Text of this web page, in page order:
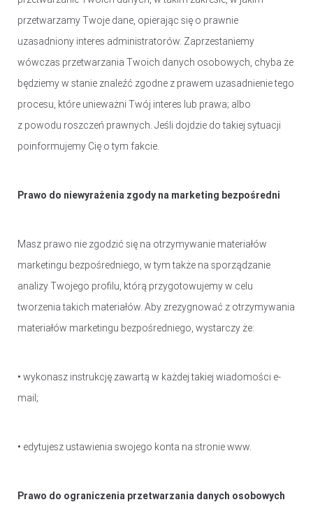
przetwarzamy Twoje dane, opierając się o prawnie
uzasadniony interes administratorów. Zaprzestaniemy
wówczas przetwarzania Twoich danych osobowych, chyba że
będziemy w stanie znaleźć zgodne z prawem uzasadnienie tego
procesu, które unieważni Twój interes lub prawa; albo
z powodu roszczeń prawnych. Jeśli dojdzie do takiej sytuacji
poinformujemy Cię o tym fakcie.
Prawo do niewyrażenia zgody na marketing bezpośredni
Masz prawo nie zgodzić się na otrzymywanie materiałów
marketingu bezpośredniego, w tym także na sporządzanie
analizy Twojego profilu, którą przygotowujemy w celu
tworzenia takich materiałów. Aby zrezygnować z otrzymywania
materiałów marketingu bezpośredniego, wystarczy że:
• wykonasz instrukcję zawartą w każdej takiej wiadomości e-
mail;
• edytujesz ustawienia swojego konta na stronie www.
Prawo do ograniczenia przetwarzania danych osobowych